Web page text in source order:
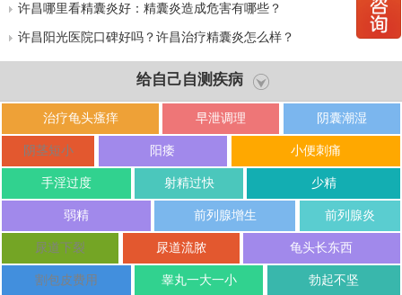
许昌哪里看精囊炎好：精囊炎造成危害有哪些？
许昌阳光医院口碑好吗？许昌治疗精囊炎怎么样？
给自己自测疾病
治疗龟头瘙痒 早泄调理 阴囊潮湿
阴茎短小 阳痿 小便刺痛
手淫过度 射精过快 少精
弱精 前列腺增生 前列腺炎
尿道下裂 尿道流脓 龟头长东西
割包皮费用 睾丸一大一小 勃起不坚